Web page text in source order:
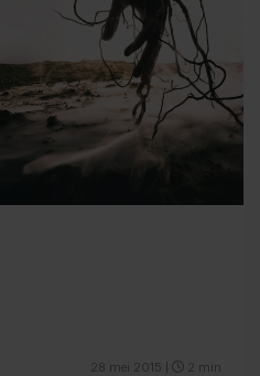
28 mei 2015 2 min